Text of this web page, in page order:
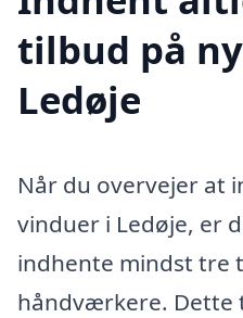
tilbud på
Ledøje
Når du overvejer at
vinduer i Ledøje, er
indhente mindst tre
håndværkere. Dette